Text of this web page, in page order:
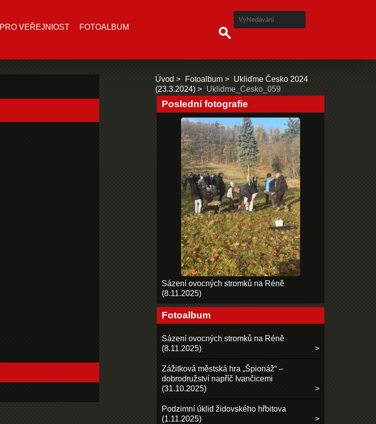
PRO VEŘEJNIOST FOTOALBUM
Úvod Fotoalbum
Ukliďme Česko 2024
(23.3.2024)
Uklidme_Cesko_059
Poslední fotografie
Sázení ovocných stromků na Réně
(8.11.2025)
Fotoalbum
Sázení ovocných stromků na Réně
(8.11.2025)
Zážitková městská hra „Špionáž“ –
dobrodružství napříč Ivančicemi
(31.10.2025)
Podzimní úklid židovského hřbitova
(1.11.2025)